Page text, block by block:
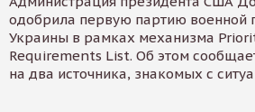
одобрила первую партию военной
Украины в рамках механизма
Requirements List. Об этом
на два источника, знакомых с